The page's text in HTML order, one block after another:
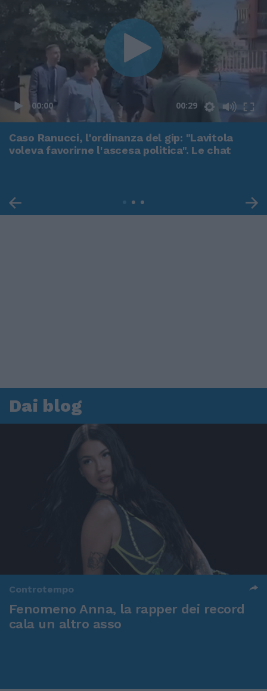
00:00 00:29
Caso Ranucci, l'ordinanza del gip: "Lavitola
voleva favorirne l'ascesa politica". Le chat
Dai blog
Controtempo
Fenomeno Anna, la rapper dei record
cala un altro asso